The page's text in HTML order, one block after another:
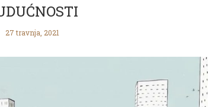
27 travnja, 2021